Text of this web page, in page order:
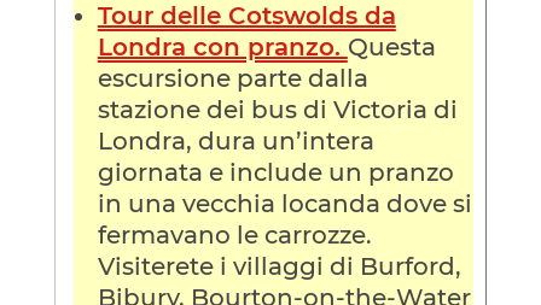
Tour delle Cotswolds da
Londra con pranzo. Questa
escursione parte dalla
stazione dei bus di Victoria di
Londra, dura un’intera
giornata e include un pranzo
in una vecchia locanda dove si
fermavano le carrozze.
Visiterete i villaggi di Burford,
Bibury, Bourton-on-the-Water